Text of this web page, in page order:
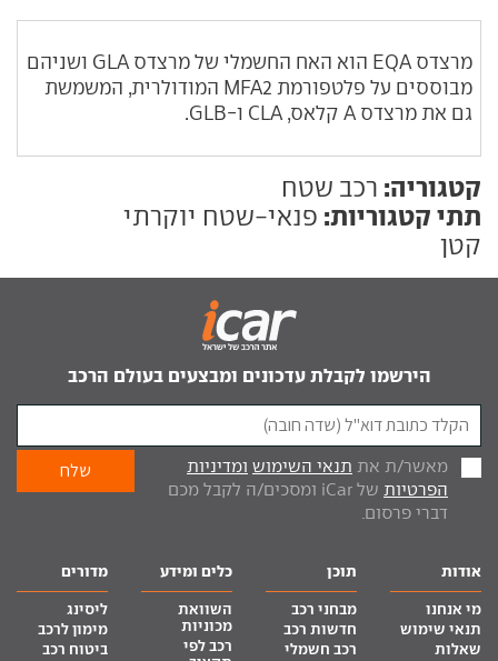
מרצדס EQA הוא האח החשמלי של מרצדס GLA ושניהם
מבוססים על פלטפורמת MFA2 המודולרית, המשמשת
גם את מרצדס A קלאס, CLA ו-GLB.
קטגוריה: רכב שטח
תתי קטגוריות: פנאי-שטח יוקרתי
קטן
הירשמו לקבלת עדכונים ומבצעים בעולם הרכב
מאשר/ת את תנאי השימוש ומדיניות
הפרטיות
של iCar ומסכים/ה לקבל מכם
דברי פרסום.
אודות
מי אנחנו
תנאי שימוש
שאלות
תוכן
מבחני רכב
חדשות רכב
רכב חשמלי
כלים ומידע
השוואת
מכוניות
רכב לפי
מדורים
ליסינג
מימון לרכב
ביטוח רכב